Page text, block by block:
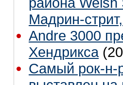
Мадрин-
Andre 3000
Хендрикса
Cамый рок-н-